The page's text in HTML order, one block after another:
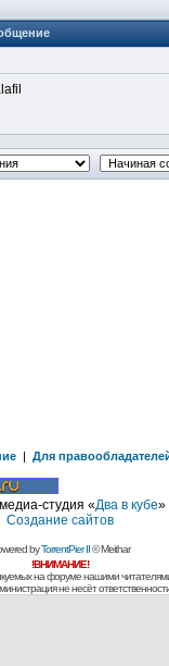
| Для
студия «Два в кубе»
Создание сайтов
byTorrentPier II© Meithar
!ВНИМАНИЕ!
на форуме нашими
не несёт